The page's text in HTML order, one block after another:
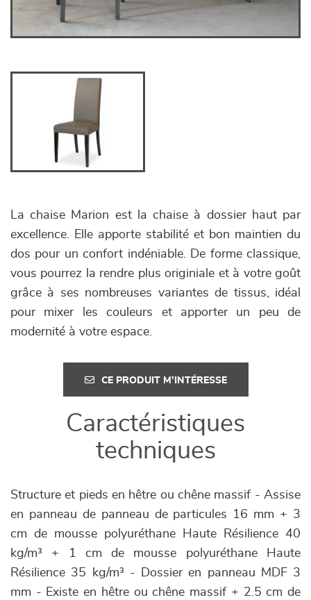
La chaise Marion est la chaise à dossier haut par
excellence. Elle apporte stabilité et bon maintien du
dos pour un confort indéniable. De forme classique,
vous pourrez la rendre plus originiale et à votre goût
grâce à ses nombreuses variantes de tissus, idéal
pour mixer les couleurs et apporter un peu de
modernité à votre espace.
CE PRODUIT M'INTÉRESSE
Caractéristiques
techniques
Structure et pieds en hêtre ou chêne massif - Assise
en panneau de panneau de particules 16 mm + 3
cm de mousse polyuréthane Haute Résilience 40
kg/m³ + 1 cm de mousse polyuréthane Haute
Résilience 35 kg/m³ - Dossier en panneau MDF 3
mm - Existe en hêtre ou chêne massif + 2.5 cm de